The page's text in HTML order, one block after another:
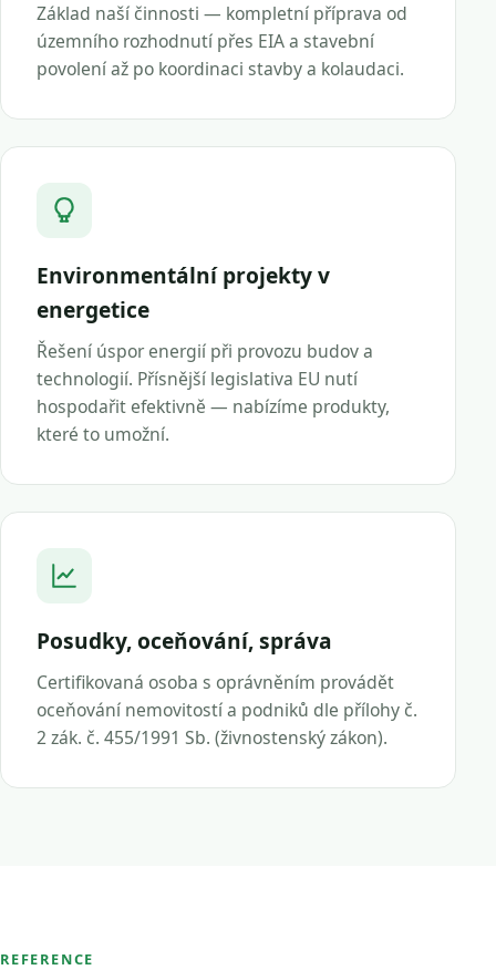
Základ naší činnosti — kompletní příprava od
územního rozhodnutí přes EIA a stavební
povolení až po koordinaci stavby a kolaudaci.
Environmentální projekty v
energetice
Řešení úspor energií při provozu budov a
technologií. Přísnější legislativa EU nutí
hospodařit efektivně — nabízíme produkty,
které to umožní.
Posudky, oceňování, správa
Certifikovaná osoba s oprávněním provádět
oceňování nemovitostí a podniků dle přílohy č.
2 zák. č. 455/1991 Sb. (živnostenský zákon).
REFERENCE